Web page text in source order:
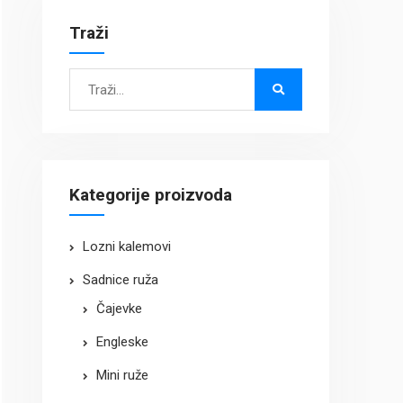
Traži
Search
Kategorije proizvoda
Lozni kalemovi
Sadnice ruža
Čajevke
Engleske
Mini ruže